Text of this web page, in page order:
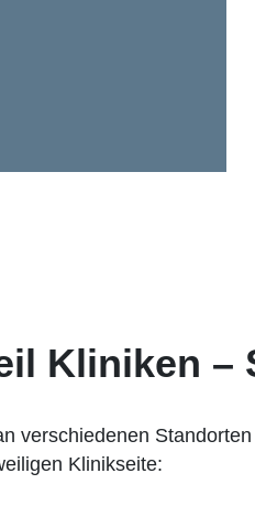
Kliniken
verschiedenen
Klinikseite: